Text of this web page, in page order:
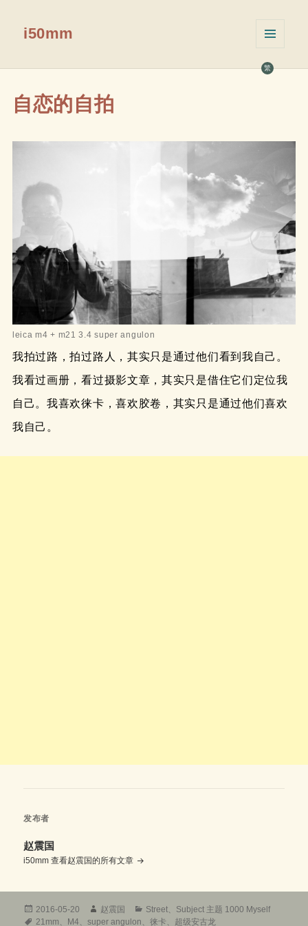
繁
i50mm
挂件
自恋的自拍
leica m4 + m21 3.4 super angulon
我拍过路，拍过路人，其实只是通过他们看到我自己。
我看过画册，看过摄影文章，其实只是借住它们定位我
自己。我喜欢徕卡，喜欢胶卷，其实只是通过他们喜欢
我自己。
发布者
赵震国
i50mm查看赵震国的所有文章
发
布
2016-05-20
作
者
赵震国
分
类
Street、 Subject 主题 1000 Myself
标
21mm 、 M4 、super angulon 、徕卡 、 超级安古龙